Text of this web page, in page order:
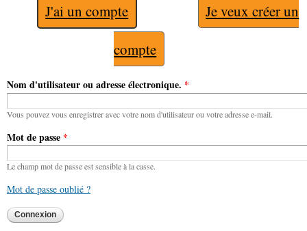
J'ai un compte
Je veux créer un
compte
Nom d'utilisateur ou adresse électronique. *
Vous pouvez vous enregistrer avec votre nom d'utilisateur ou votre adresse e-mail.
Mot de passe *
Le champ mot de passe est sensible à la casse.
Mot de passe oublié ?